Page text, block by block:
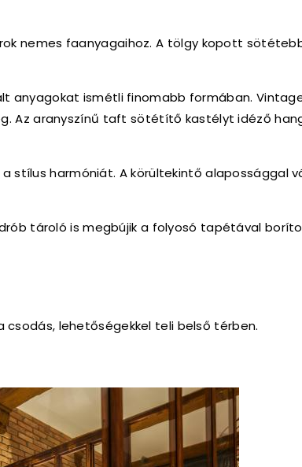
nemes faanyagaihoz.A tölgy kopott
anyagokat ismétli finomabb formában.
Az aranyszínű taft sötétítő kastélyt idéző
stílus harmóniát. A körültekintő alapossággal
tároló is megbújik a folyosó tapétával
lehetőségekkel teli belső térben.